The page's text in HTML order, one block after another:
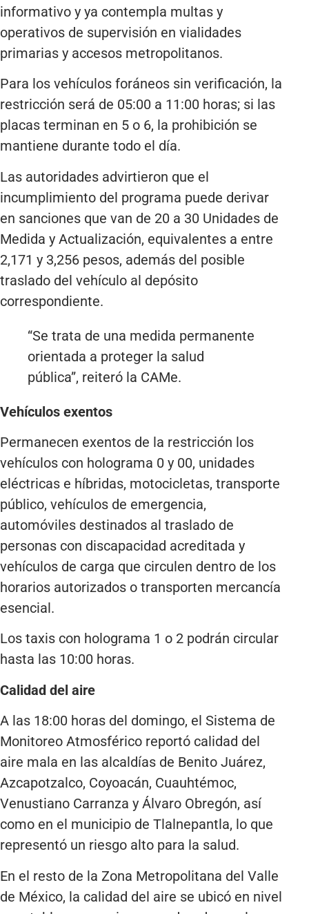
informativo y ya contempla multas y
operativos de supervisión en vialidades
primarias y accesos metropolitanos.
Para los vehículos foráneos sin verificación, la
restricción será de 05:00 a 11:00 horas; si las
placas terminan en 5 o 6, la prohibición se
mantiene durante todo el día.
Las autoridades advirtieron que el
incumplimiento del programa puede derivar
en sanciones que van de 20 a 30 Unidades de
Medida y Actualización, equivalentes a entre
2,171 y 3,256 pesos, además del posible
traslado del vehículo al depósito
correspondiente.
“Se trata de una medida permanente
orientada a proteger la salud
pública”, reiteró la CAMe.
Vehículos exentos
Permanecen exentos de la restricción los
vehículos con holograma 0 y 00, unidades
eléctricas e híbridas, motocicletas, transporte
público, vehículos de emergencia,
automóviles destinados al traslado de
personas con discapacidad acreditada y
vehículos de carga que circulen dentro de los
horarios autorizados o transporten mercancía
esencial.
Los taxis con holograma 1 o 2 podrán circular
hasta las 10:00 horas.
Calidad del aire
A las 18:00 horas del domingo, el Sistema de
Monitoreo Atmosférico reportó calidad del
aire mala en las alcaldías de Benito Juárez,
Azcapotzalco, Coyoacán, Cuauhtémoc,
Venustiano Carranza y Álvaro Obregón, así
como en el municipio de Tlalnepantla, lo que
representó un riesgo alto para la salud.
En el resto de la Zona Metropolitana del Valle
de México, la calidad del aire se ubicó en nivel